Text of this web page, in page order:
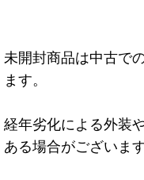
未開封商品は中古で
ます。
経年劣化による外装
ある場合がございます